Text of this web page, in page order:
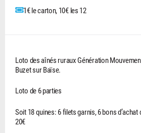
1€ le carton, 10€ les 12
Loto des aînés ruraux Génération
Buzet sur Baïse.
Loto de 6 parties
Soit 18 quines: 6 filets garnis, 6 bons d’achat
20€